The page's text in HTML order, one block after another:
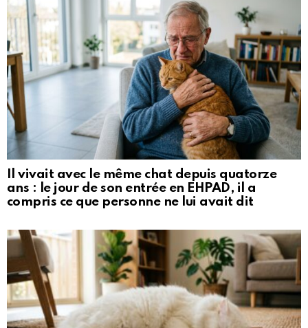
Il vivait avec le même chat depuis quatorze
ans : le jour de son entrée en EHPAD, il a
compris ce que personne ne lui avait dit